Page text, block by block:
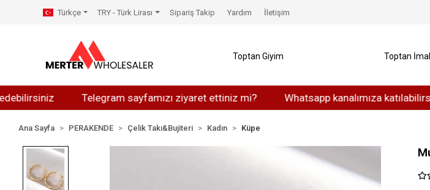
Telegram sayfamızı ziyaret ettiniz mi? Whatsapp kanalımıza katılabilirsiniz
Türkçe TRY - Türk Lirası Sipariş Takip Yardım İletişim
Toptan Giyim Toptan
Ana Sayfa PERAKENDE Çelik Takı&Bujiteri Kadın Küpe